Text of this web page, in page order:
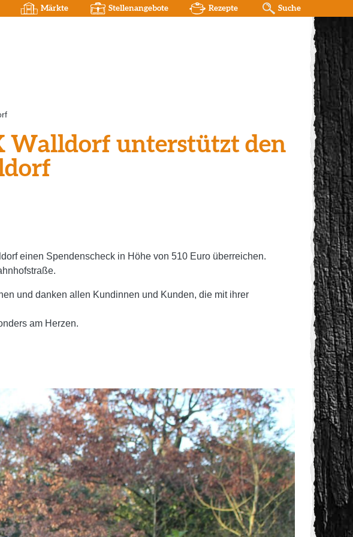
Märkte Stellenangebote Rezepte Suche
Walldorf unterstützt den
einen Spendenscheck in Höhe von 510 Euro überreichen.
und danken allen Kundinnen und Kunden, die mit ihrer
am Herzen.